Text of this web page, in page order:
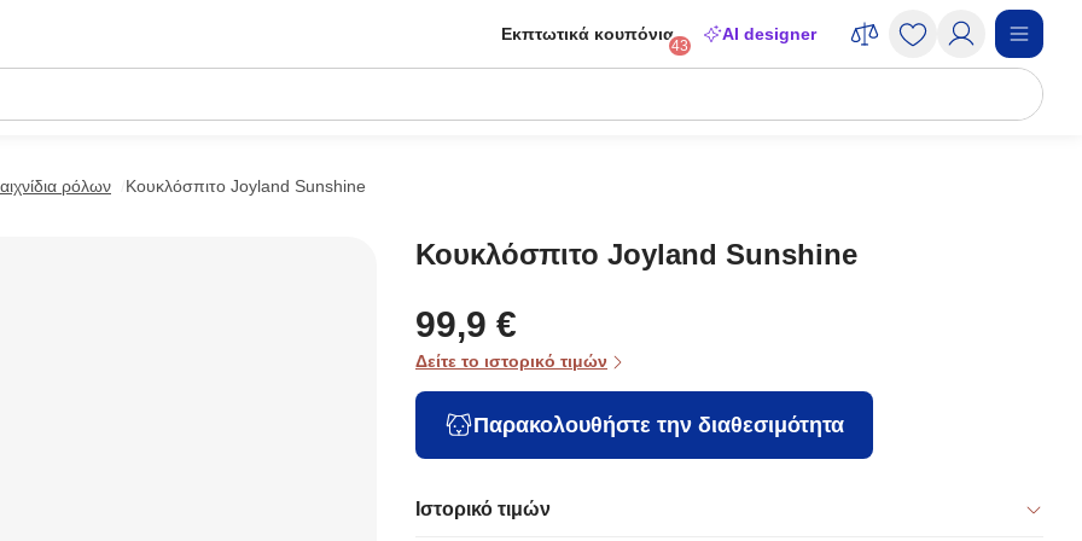
Εκπτωτικά κουπόνια
43
AI designer
ρόλων Κουκλόσπιτο Joyland Sunshine
Κουκλόσπιτο Joyland Sunshine
99,9 €
Δείτε το ιστορικό τιμών
Παρακολουθήστε την διαθεσιμότητα
Ιστορικό τιμών